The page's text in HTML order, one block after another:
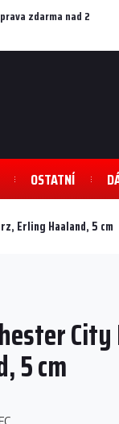
zdarma nad 2
OSTATNÍ
Erling Haaland, 5 cm
City
5 cm